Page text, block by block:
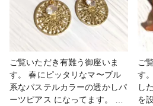
ご覧いただき有難う御座いま
す。 春にピッタリなマ〜ブル
系なパステルカラーの透かしパ
ーツピアス になってます。 大
ご
す
し
を